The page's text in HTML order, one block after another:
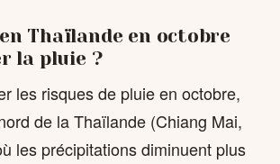
Thaïlande en octobre
la pluie ?
les risques de pluie en octobre,
de la Thaïlande (Chiang Mai,
les précipitations diminuent plus